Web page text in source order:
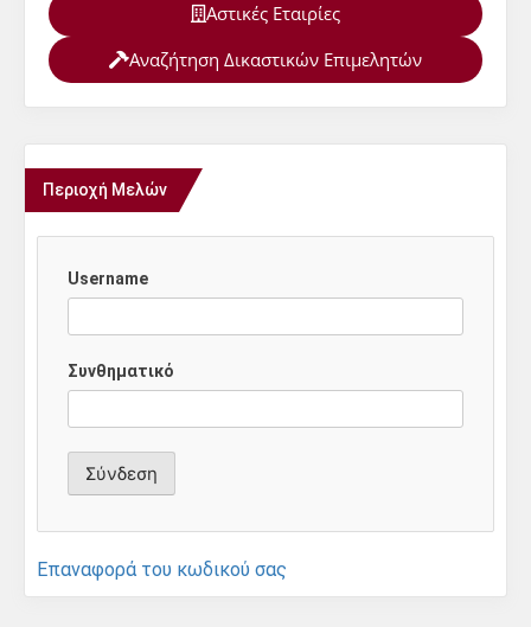
Αστικές Εταιρίες
Αναζήτηση Δικαστικών Επιμελητών
Περιοχή Μελών
Username
Συνθηματικό
Επαναφορά του κωδικού σας